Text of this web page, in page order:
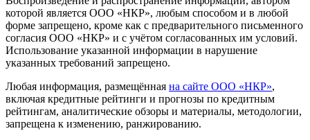
которой является ООО «НКР», любым способом и в любой
форме запрещено, кроме как с предварительного письменного
согласия ООО «НКР» и с учётом согласованных им условий.
Использование указанной информации в нарушение
указанных требований запрещено.
Любая информация, размещённая на сайте ООО «НКР»,
включая кредитные рейтинги и прогнозы по кредитным
рейтингам, аналитические обзоры и материалы, методологии,
запрещена к изменению, ранжированию.